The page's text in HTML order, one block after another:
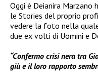
Oggi è Deianira Marzano
le Stories del proprio
vedere la foto nella
due ex volti di Uomini e
“Confermo crisi nera tra
giù e il loro rapporto